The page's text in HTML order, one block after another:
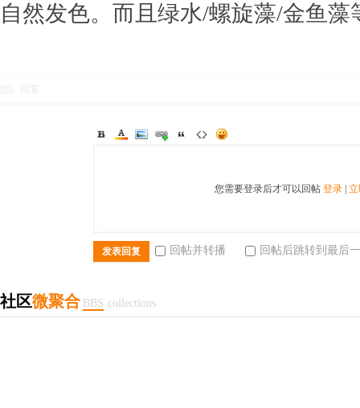
自然发色。而且绿水/螺旋藻/金鱼
您需要登录后才可以回帖 登录
发表回复 回帖并转播 回帖后跳转到最后
社区微聚合 BBS collections